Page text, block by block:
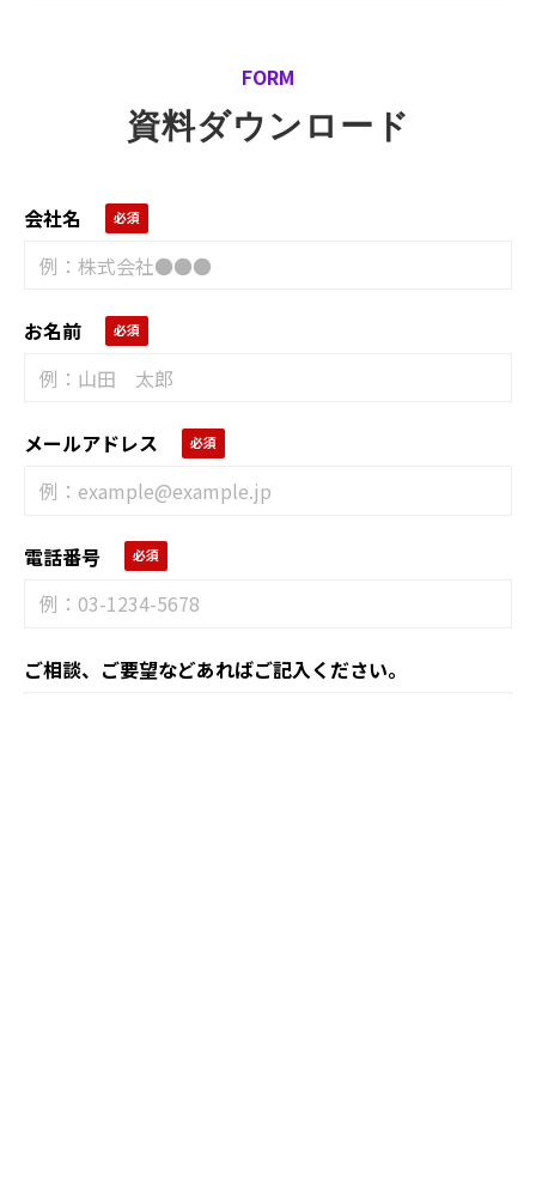
FORM
資料ダウンロード
会社名
お名前
メールアドレス
電話番号
ご相談、ご要望などあればご記入ください。